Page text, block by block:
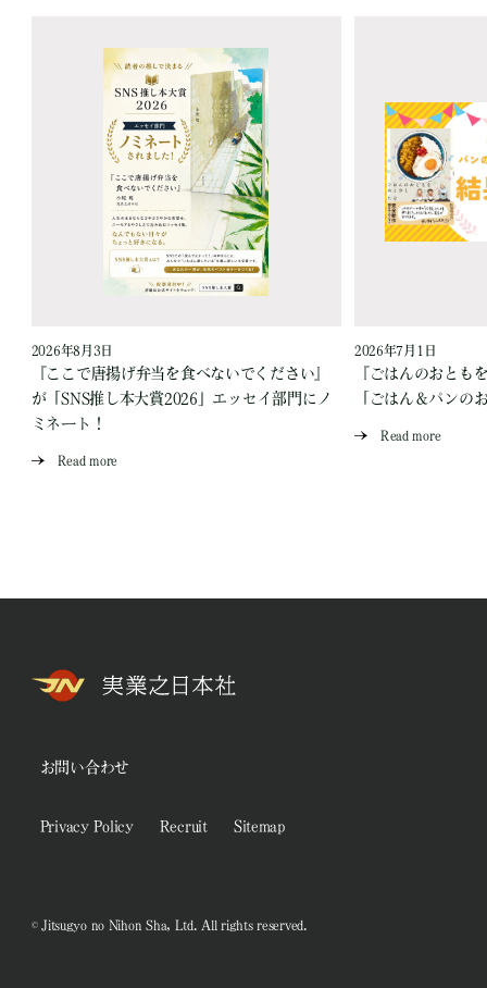
2026年8月3日
『ここで唐揚げ弁当を食べないでください』
が「SNS推し本大賞2026」エッセイ部門にノ
ミネート！
Read more
2026年7月1日
『ごはんのおとも
「ごはん＆パンの
Read more
お問い合わせ
Privacy Policy Recruit Sitemap
© Jitsugyo no Nihon Sha, Ltd. All rights reserved.